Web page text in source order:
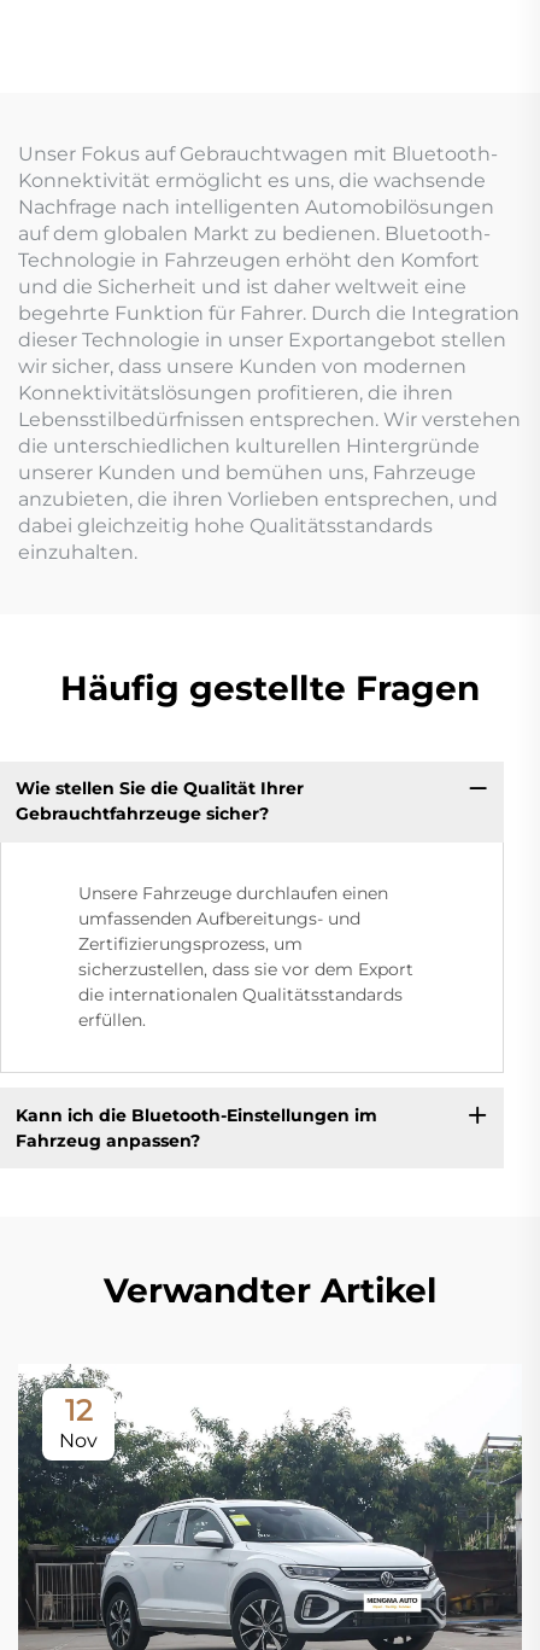
Unser Fokus auf Gebrauchtwagen mit Bluetooth-
Konnektivität ermöglicht es uns, die wachsende
Nachfrage nach intelligenten Automobilösungen
auf dem globalen Markt zu bedienen. Bluetooth-
Technologie in Fahrzeugen erhöht den Komfort
und die Sicherheit und ist daher weltweit eine
begehrte Funktion für Fahrer. Durch die Integration
dieser Technologie in unser Exportangebot stellen
wir sicher, dass unsere Kunden von modernen
Konnektivitätslösungen profitieren, die ihren
Lebensstilbedürfnissen entsprechen. Wir verstehen
die unterschiedlichen kulturellen Hintergründe
unserer Kunden und bemühen uns, Fahrzeuge
anzubieten, die ihren Vorlieben entsprechen, und
dabei gleichzeitig hohe Qualitätsstandards
einzuhalten.
Häufig gestellte Fragen
Wie stellen Sie die Qualität Ihrer
Gebrauchtfahrzeuge sicher?
Unsere Fahrzeuge durchlaufen einen
umfassenden Aufbereitungs- und
Zertifizierungsprozess, um
sicherzustellen, dass sie vor dem Export
die internationalen Qualitätsstandards
erfüllen.
Kann ich die Bluetooth-Einstellungen im
Fahrzeug anpassen?
Verwandter Artikel
12
Nov